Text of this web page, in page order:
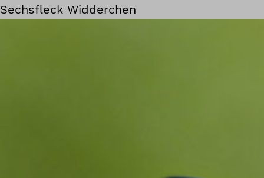
Sechsfleck Widderchen